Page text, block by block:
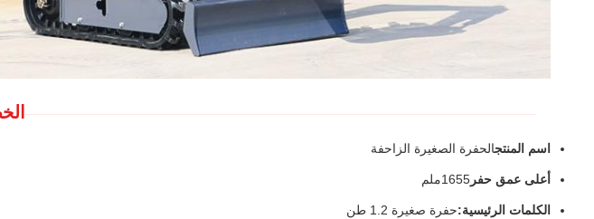
اسم المنتجالحفرة الصغيرة الزاحفة
أعلى عمق حفر 1655ملم
الكلمات الرئيسية:حفرة صغيرة 1.2 طن